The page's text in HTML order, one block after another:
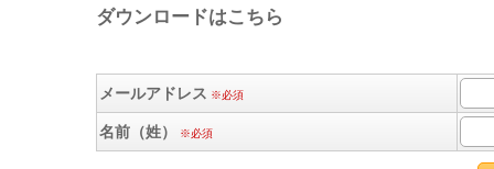
ダウンロードはこちら
メールアドレス ※必須
名前（姓） ※必須